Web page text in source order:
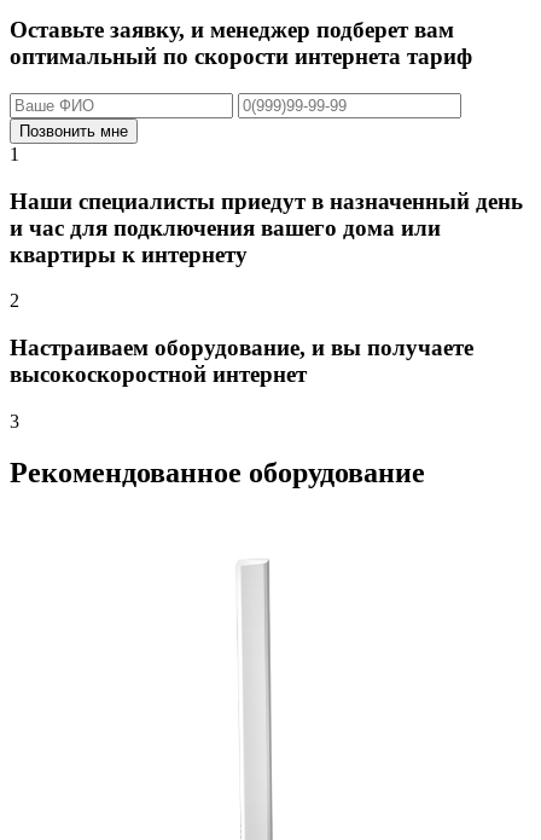
Оставьте заявку, и менеджер подберет вам
оптимальный по скорости интернета тариф
Позвонить мне
1
Наши специалисты приедут в назначенный день
и час для подключения вашего дома или
квартиры к интернету
2
Настраиваем оборудование, и вы получаете
высокоскоростной интернет
3
Рекомендованное оборудование